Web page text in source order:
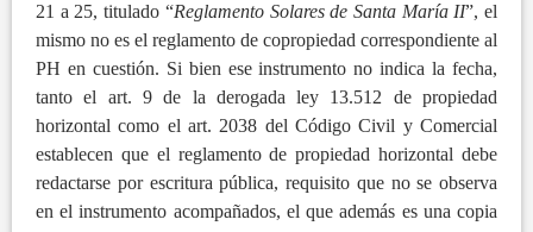
21 a 25, titulado “Reglamento Solares de Santa María II”, el
mismo no es el reglamento de copropiedad correspondiente al
PH en cuestión. Si bien ese instrumento no indica la fecha,
tanto el art. 9 de la derogada ley 13.512 de propiedad
horizontal como el art. 2038 del Código Civil y Comercial
establecen que el reglamento de propiedad horizontal debe
redactarse por escritura pública, requisito que no se observa
en el instrumento acompañados, el que además es una copia